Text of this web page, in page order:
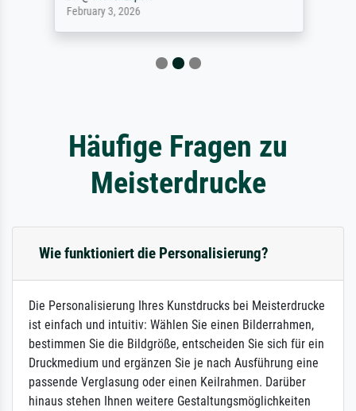
February 3, 2026
Häufige Fragen zu
Meisterdrucke
Wie funktioniert die Personalisierung?
Die Personalisierung Ihres Kunstdrucks bei Meisterdrucke
ist einfach und intuitiv: Wählen Sie einen Bilderrahmen,
bestimmen Sie die Bildgröße, entscheiden Sie sich für ein
Druckmedium und ergänzen Sie je nach Ausführung eine
passende Verglasung oder einen Keilrahmen. Darüber
hinaus stehen Ihnen weitere Gestaltungsmöglichkeiten